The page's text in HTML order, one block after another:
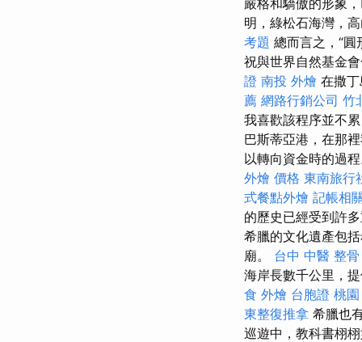
明，綠松石海灣，
考題 總而言之，“
祝與世界自然基金
證 南投 外燴 在撒
薦 網路行銷公司 竹
我喜歡該程序並不
巴斯蒂亞港，在那
以轉向資金時的過
外燴 價格 東南旅行
式餐點外燴 記帳相
的歷史已經受到許
希臘的文化遺產包
廟。 台中 中醫 整骨
海岸長數千公里，
食 外燴 台胞證 桃園
東整復推拿 希臘也
巡遊中，教科書栩